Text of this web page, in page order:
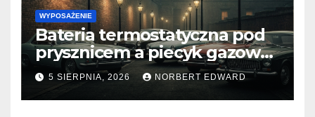
WYPOSAŻENIE
Bateria termostatyczna pod
prysznicem a piecyk gazowy
– dlaczego woda może być
zimna?
5 SIERPNIA, 2026 NORBERT EDWARD